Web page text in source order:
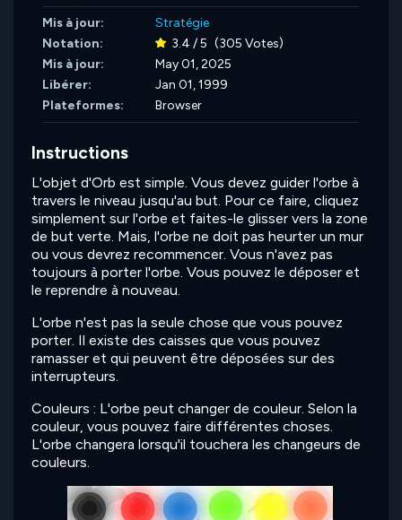
Mis à jour:
Stratégie
Notation:
3.4 / 5 (305 Votes)
Mis à jour:
May 01, 2025
Libérer:
Jan 01, 1999
Plateformes:
Browser
Instructions
L'objet d'Orb est simple. Vous devez guider l'orbe à
travers le niveau jusqu'au but. Pour ce faire, cliquez
simplement sur l'orbe et faites-le glisser vers la zone
de but verte. Mais, l'orbe ne doit pas heurter un mur
ou vous devrez recommencer. Vous n'avez pas
toujours à porter l'orbe. Vous pouvez le déposer et
le reprendre à nouveau.
L'orbe n'est pas la seule chose que vous pouvez
porter. Il existe des caisses que vous pouvez
ramasser et qui peuvent être déposées sur des
interrupteurs.
Couleurs : L'orbe peut changer de couleur. Selon la
couleur, vous pouvez faire différentes choses.
L'orbe changera lorsqu'il touchera les changeurs de
couleurs.